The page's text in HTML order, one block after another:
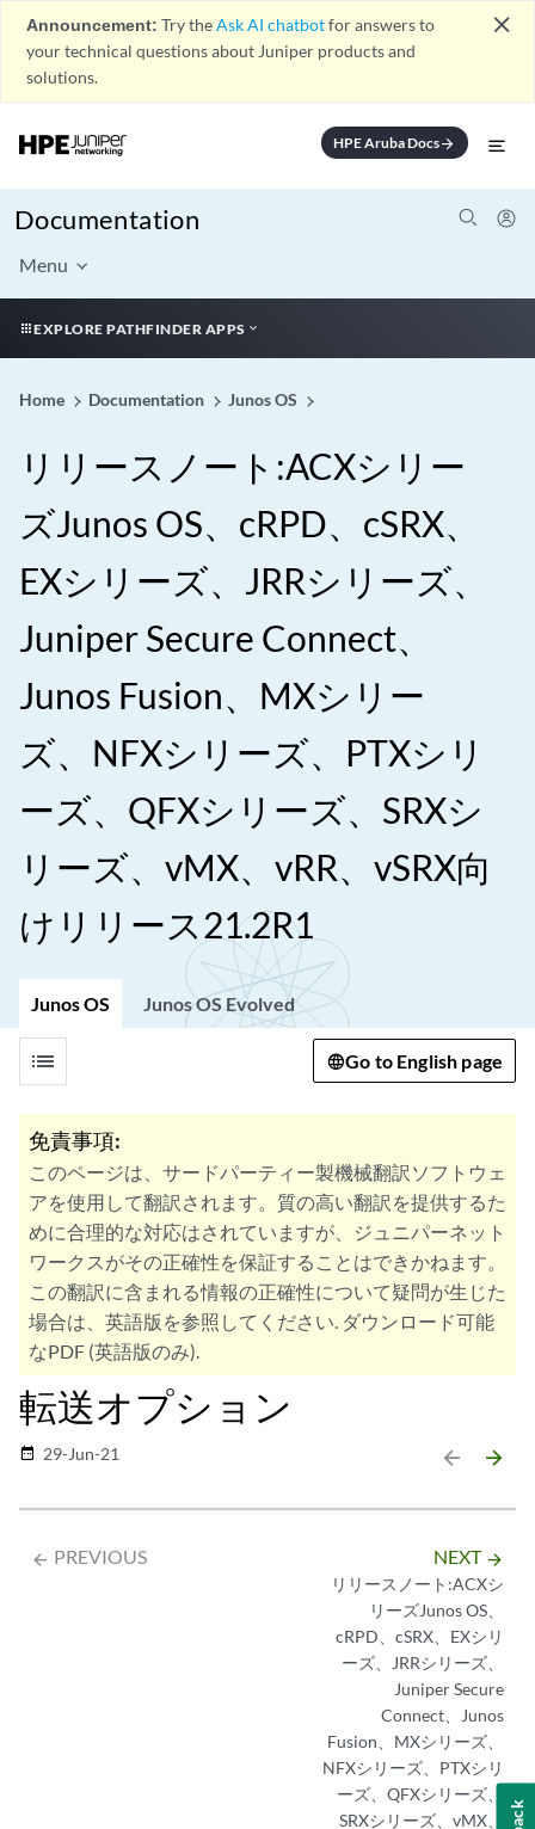
Announcement: Try theAsk AI chatbotfor answers to
your technical questions about Juniper products and
solutions.
close
HPE Aruba Docsarrow_forward
Documentation
Menu
EXPLORE PATHFINDER APPS
Home Documentation Junos OS
リリースノート:ACXシリー
ズJunos OS、cRPD、cSRX、
EXシリーズ、JRRシリーズ、
Juniper Secure Connect、
Junos Fusion、MXシリー
ズ、NFXシリーズ、PTXシリ
ーズ、QFXシリーズ、SRXシ
リーズ、vMX、vRR、vSRX向
けリリース21.2R1
Junos OS Junos OS Evolved
list Go to English page
免責事項:
このページは、サードパーティー製機械翻訳ソフトウェ
アを使用して翻訳されます。質の高い翻訳を提供するた
めに合理的な対応はされていますが、ジュニパーネット
ワークスがその正確性を保証することはできかねます。
この翻訳に含まれる情報の正確性について疑問が生じた
場合は、英語版を参照してください. ダウンロード可能
なPDF (英語版のみ).
転送オプション
date_range 29-Jun-21 arrow_backward arrow_forward
arrow_backward PREVIOUS NEXT arrow_forward
リリースノート:ACXシ
リーズJunos OS、
cRPD、cSRX、EXシリ
ーズ、JRRシリーズ、
Juniper Secure
Connect、Junos
Fusion、MXシリーズ、
NFXシリーズ、PTXシリ
ーズ、QFXシリーズ、
SRXシリーズ、vMX、